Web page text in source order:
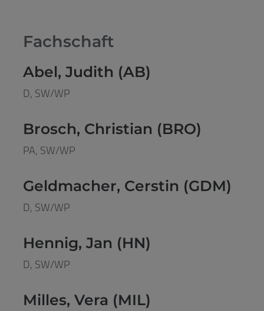
Fachschaft
Abel, Judith (AB)
D, SW/WP
Brosch, Christian (BRO)
PA, SW/WP
Geldmacher, Cerstin (GDM)
D, SW/WP
Hennig, Jan (HN)
D, SW/WP
Milles, Vera (MIL)